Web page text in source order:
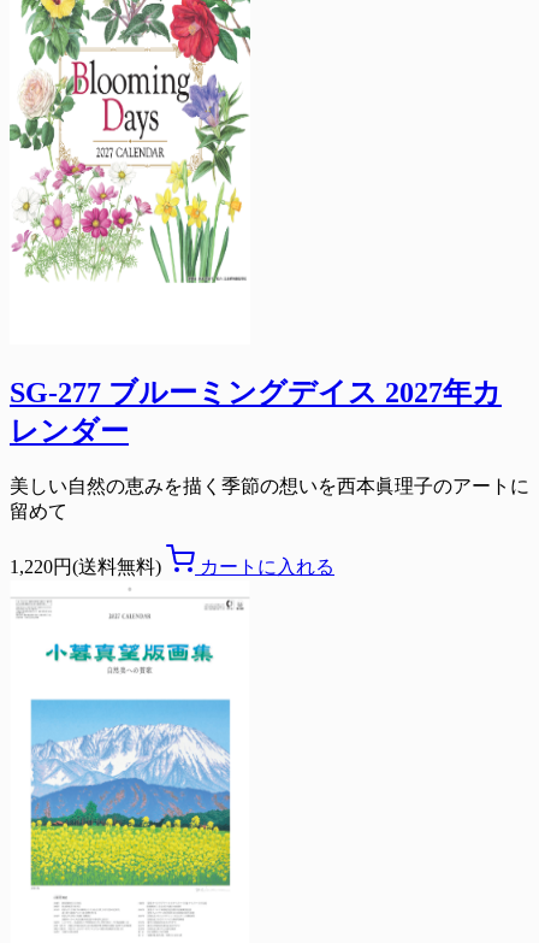
SG-277 ブルーミングデイス 2027年カ
レンダー
美しい自然の恵みを描く季節の想いを西本眞理子のアートに
留めて
1,220円(送料無料) カートに入れる